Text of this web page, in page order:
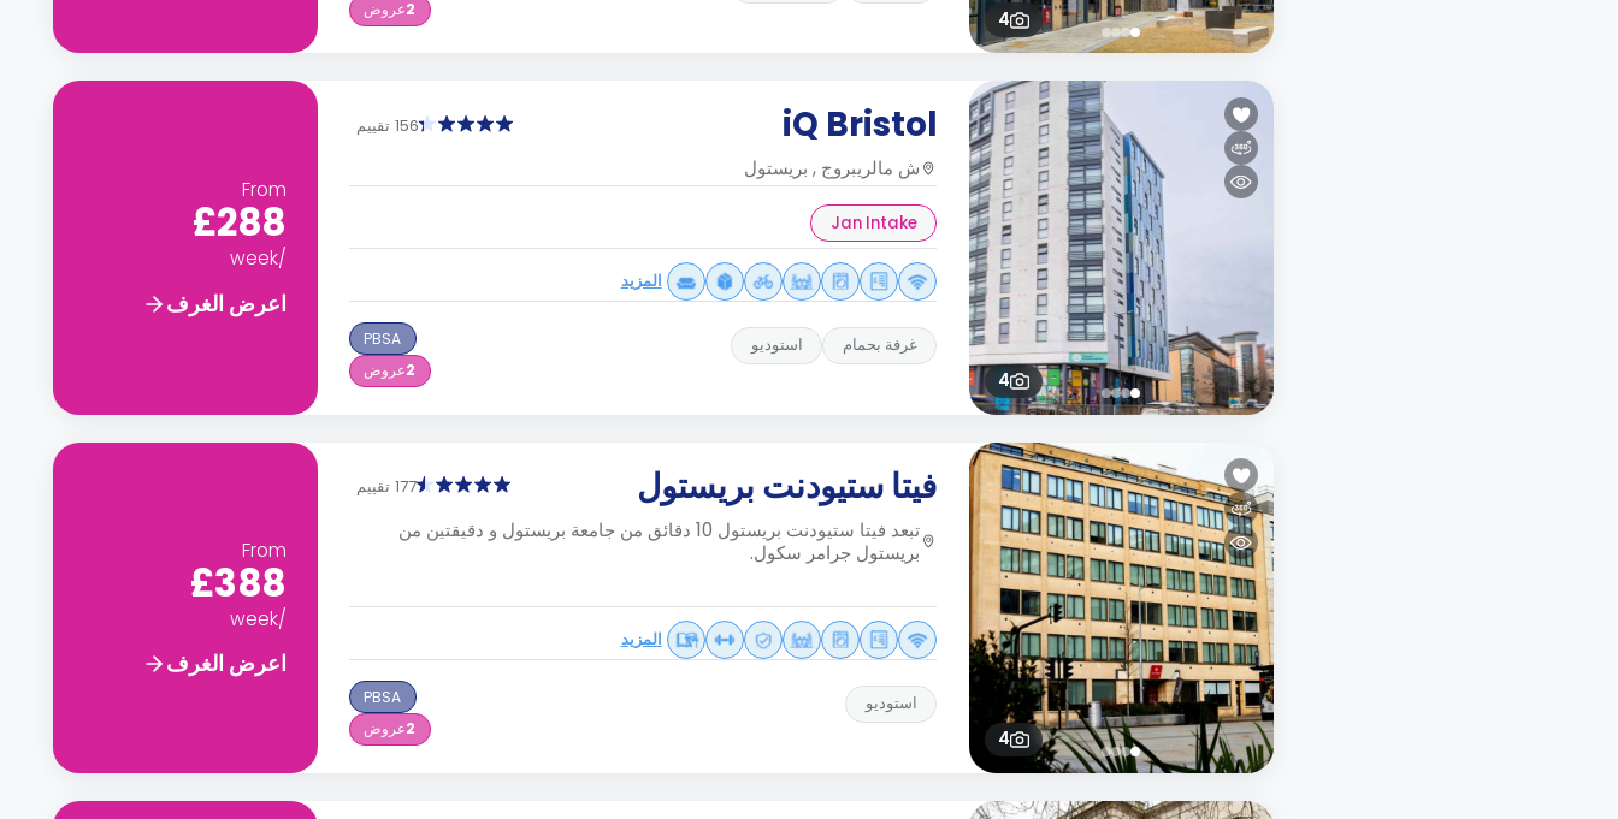
4
2عروض
4
iQ Bristol 156 تقييم
ش مالريبروج , بريستول
Jan Intake
المزيد
غرفة بحمام استوديو
PBSA
2عروض
From
£288
/week
اعرض الغرف
4
فيتا ستيودنت بريستول 177 تقييم
تبعد فيتا ستيودنت بريستول 10 دقائق من جامعة بريستول و دقيقتين من
بريستول جرامر سكول.
المزيد
استوديو
PBSA
2عروض
From
£388
/week
اعرض الغرف